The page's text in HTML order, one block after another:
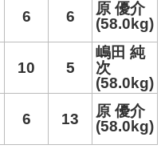
6 6
原 優介
(58.0kg)
10 5
嶋田 純
次
(58.0kg)
6 13
原 優介
(58.0kg)